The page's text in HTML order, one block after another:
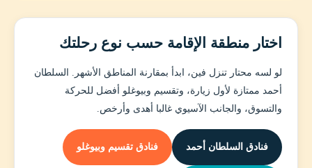
اختار منطقة الإقامة حسب نوع رحلتك
لو لسه محتار تنزل فين، ابدأ بمقارنة المناطق الأشهر. السلطان
أحمد ممتازة لأول زيارة، وتقسيم وبيوغلو أفضل للحركة
والتسوق، والجانب الآسيوي غالبا أهدى وأرخص.
فنادق السلطان أحمد فنادق تقسيم وبيوغلو